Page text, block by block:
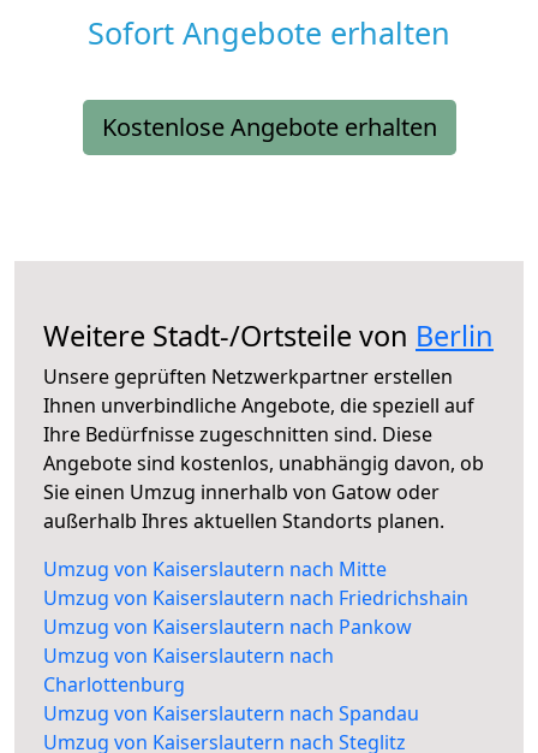
Sofort Angebote erhalten
Kostenlose Angebote erhalten
Weitere Stadt-/Ortsteile von Berlin
Unsere geprüften Netzwerkpartner erstellen
Ihnen unverbindliche Angebote, die speziell auf
Ihre Bedürfnisse zugeschnitten sind. Diese
Angebote sind kostenlos, unabhängig davon, ob
Sie einen Umzug innerhalb von Gatow oder
außerhalb Ihres aktuellen Standorts planen.
Umzug von Kaiserslautern nach Mitte
Umzug von Kaiserslautern nach Friedrichshain
Umzug von Kaiserslautern nach Pankow
Umzug von Kaiserslautern nach
Charlottenburg
Umzug von Kaiserslautern nach Spandau
Umzug von Kaiserslautern nach Steglitz